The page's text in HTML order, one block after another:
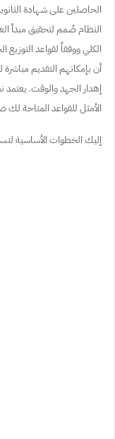
الحاصلين على شهادة
النظام صُمم لتحقيق مبدأ
الكلي ووفقاً لقواعد
أن بإمكانهم التقديم مباشرة
إهدار الجهد والوقت.
الأمثل للقواعد المتاحة
إليك الخطوات الأساسية